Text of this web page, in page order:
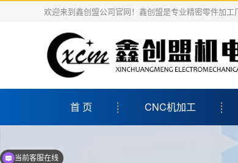
欢迎来到鑫创盟公司官网！鑫创盟是专业精密零件加工
首 页 CNC机加工
当前客服在线